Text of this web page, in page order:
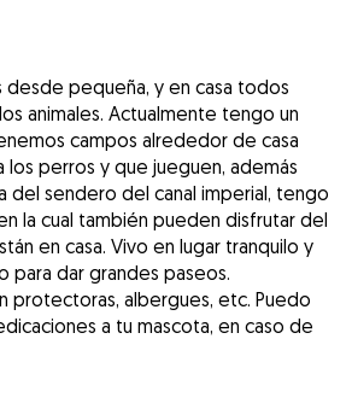
pequeña, y en casa todos
animales. Actualmente tengo un
campos alrededor de casa
los perros y que jueguen, además
del sendero del canal imperial, tengo
la cual también pueden disfrutar del
en casa. Vivo en lugar tranquilo y
dar grandes paseos.
protectoras, albergues, etc. Puedo
a tu mascota, en caso de